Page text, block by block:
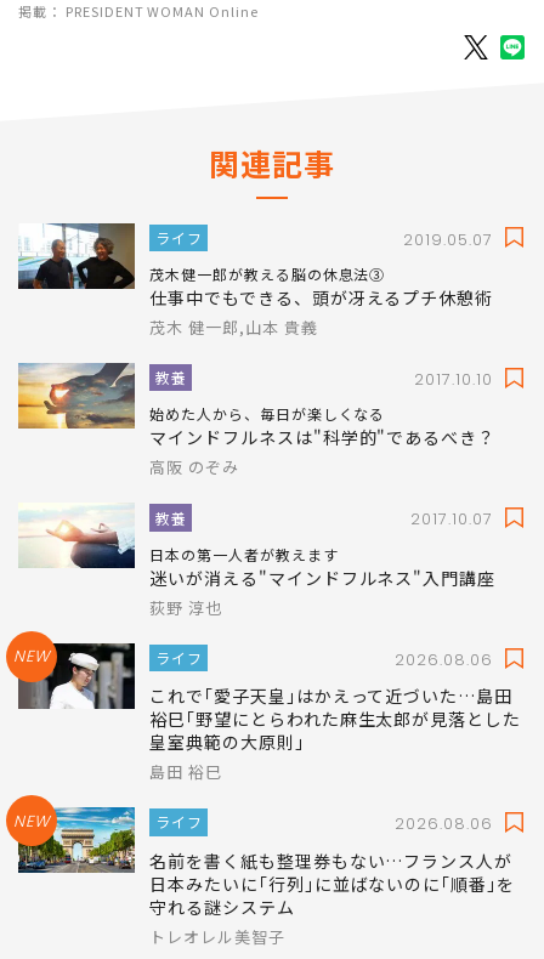
掲載： PRESIDENT WOMAN Online
関連記事
ライフ 2019.05.07
茂木健一郎が教える脳の休息法③
仕事中でもできる、頭が冴えるプチ休憩術
茂木 健一郎,山本 貴義
教養 2017.10.10
始めた人から、毎日が楽しくなる
マインドフルネスは"科学的"であるべき？
高阪 のぞみ
教養 2017.10.07
日本の第一人者が教えます
迷いが消える"マインドフルネス"入門講座
荻野 淳也
NEW ライフ 2026.08.06
これで｢愛子天皇｣はかえって近づいた…島田
裕巳｢野望にとらわれた麻生太郎が見落とした
皇室典範の大原則｣
島田 裕巳
NEW ライフ 2026.08.06
名前を書く紙も整理券もない…フランス人が
日本みたいに｢行列｣に並ばないのに｢順番｣を
守れる謎システム
トレオレル美智子